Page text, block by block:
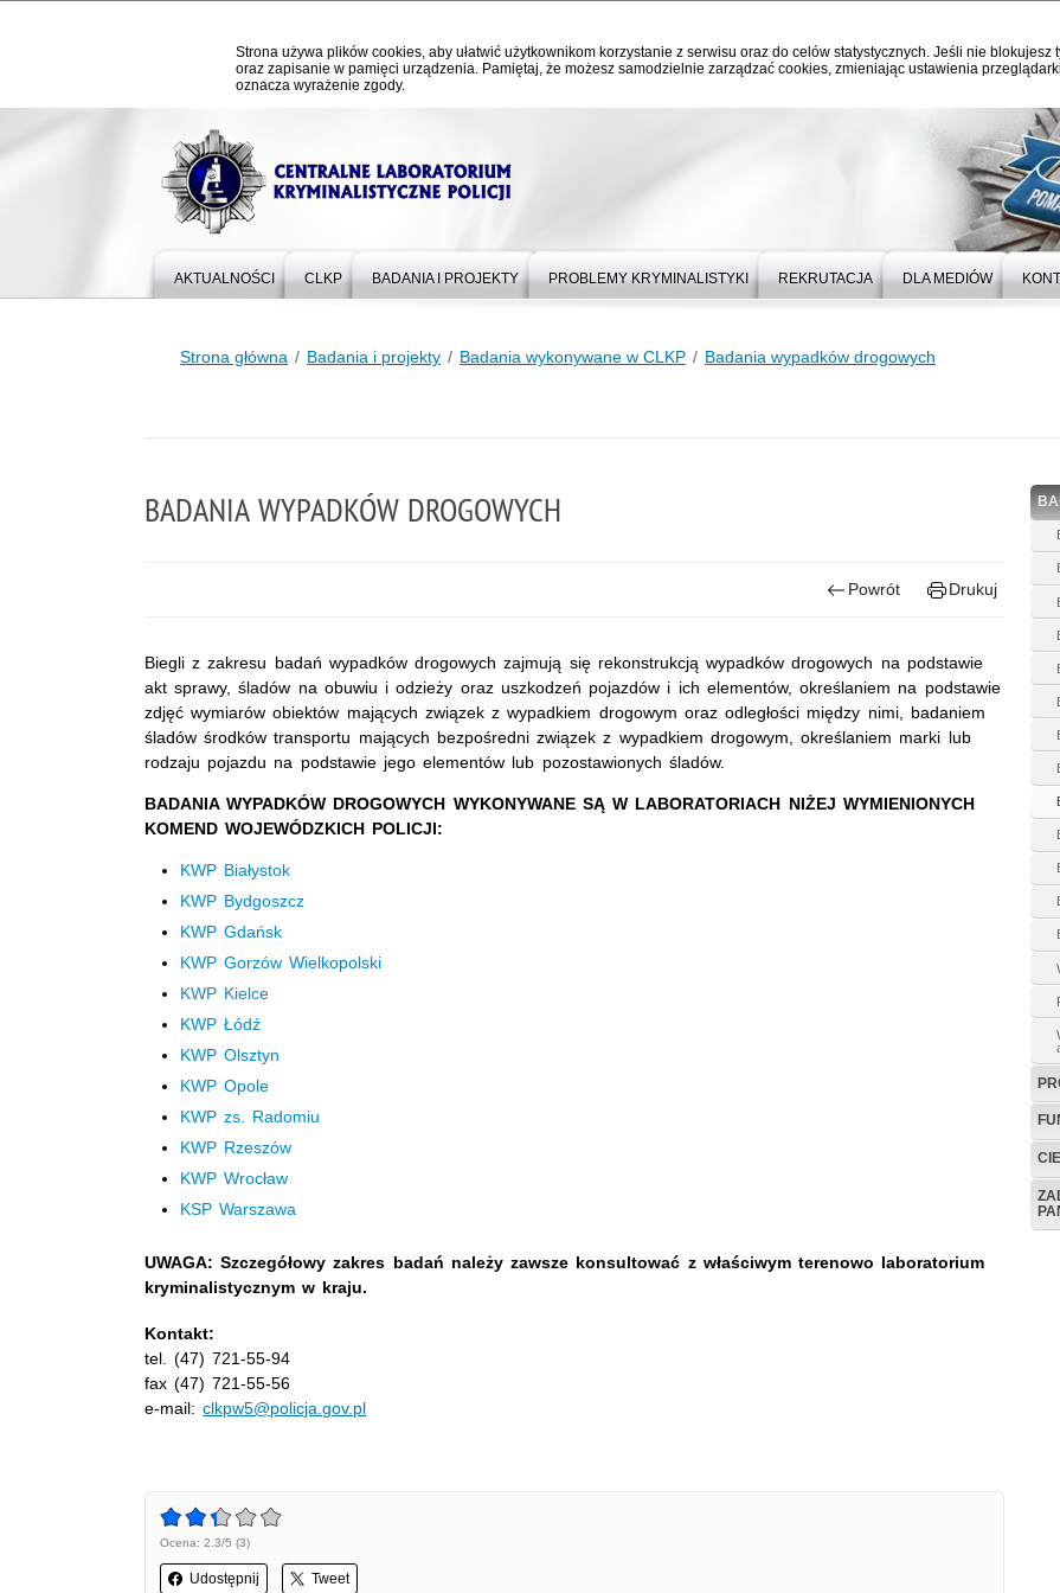
Strona używa plików cookies, aby ułatwić użytkownikom korzystanie z serwisu oraz do celów statystycznych. Jeśli nie blokujesz
oraz zapisanie w pamięci urządzenia. Pamiętaj, że możesz samodzielnie zarządzać cookies, zmieniając ustawienia
oznacza wyrażenie zgody.
AKTUALNOŚCI CLKP BADANIA I PROJEKTY PROBLEMY KRYMINALISTYKI REKRUTACJA DLA MEDIÓW
Strona główna Badania i projekty Badania wykonywane w CLKP Badania wypadków drogowych
BADANIA WYPADKÓW DROGOWYCH
Powrót Drukuj
Biegli z zakresu badań wypadków drogowych zajmują się rekonstrukcją wypadków drogowych na podstawie
akt sprawy, śladów na obuwiu i odzieży oraz uszkodzeń pojazdów i ich elementów, określaniem na podstawie
zdjęć wymiarów obiektów mających związek z wypadkiem drogowym oraz odległości między nimi, badaniem
śladów środków transportu mających bezpośredni związek z wypadkiem drogowym, określaniem marki lub
rodzaju pojazdu na podstawie jego elementów lub pozostawionych śladów.
BADANIA WYPADKÓW DROGOWYCH WYKONYWANE SĄ W LABORATORIACH NIŻEJ WYMIENIONYCH
KOMEND WOJEWÓDZKICH POLICJI:
KWP Białystok
KWP Bydgoszcz
KWP Gdańsk
KWP Gorzów Wielkopolski
KWP Kielce
KWP Łódź
KWP Olsztyn
KWP Opole
KWP zs. Radomiu
KWP Rzeszów
KWP Wrocław
KSP Warszawa
UWAGA: Szczegółowy zakres badań należy zawsze konsultować z właściwym terenowo laboratorium
kryminalistycznym w kraju.
Kontakt:
tel. (47) 721-55-94
fax (47) 721-55-56
e-mail:clkpw5@policja.gov.pl
Ocena: 2.3/5 (3)
Udostępnij Tweet